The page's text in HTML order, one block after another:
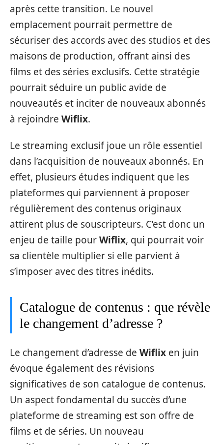
après cette transition. Le nouvel
emplacement pourrait permettre de
sécuriser des accords avec des studios et des
maisons de production, offrant ainsi des
films et des séries exclusifs. Cette stratégie
pourrait séduire un public avide de
nouveautés et inciter de nouveaux abonnés
à rejoindre Wiflix.
Le streaming exclusif joue un rôle essentiel
dans l’acquisition de nouveaux abonnés. En
effet, plusieurs études indiquent que les
plateformes qui parviennent à proposer
régulièrement des contenus originaux
attirent plus de souscripteurs. C’est donc un
enjeu de taille pourWiflix, qui pourrait voir
sa clientèle multiplier si elle parvient à
s’imposer avec des titres inédits.
Catalogue de contenus : que révèle
le changement d’adresse ?
Le changement d’adresse de Wiflix en juin
évoque également des révisions
significatives de son catalogue de contenus.
Un aspect fondamental du succès d’une
plateforme de streaming est son offre de
films et de séries. Un nouveau